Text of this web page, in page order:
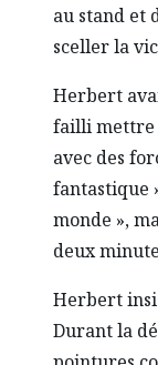
au stand et
sceller la
Herbert
failli mettre
avec des
fantastique
monde »,
deux
Herbert
Durant la